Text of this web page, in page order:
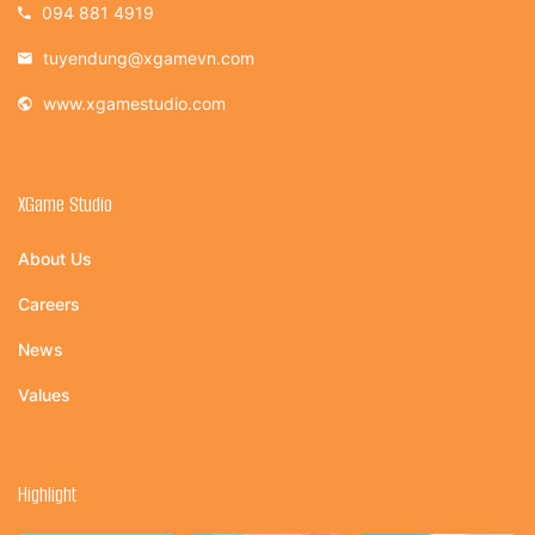
094 881 4919
tuyendung@xgamevn.com
www.xgamestudio.com
XGame Studio
About Us
Careers
News
Values
Highlight